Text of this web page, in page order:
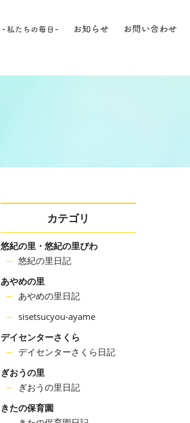
カテゴリ
悠紀の里・悠紀の里びわ
悠紀の里日記
あやめの里
あやめの里日記
sisetsucyou-ayame
デイセンターさくら
デイセンターさくら日記
ぎおうの里
ぎおうの里日記
きたの保育園